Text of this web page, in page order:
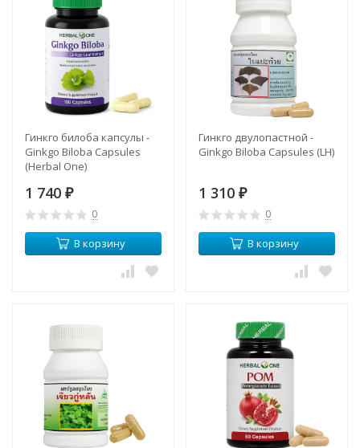
Гинкго билоба капсулы -
Ginkgo Biloba Capsules
(Herbal One)
1 740 ₽
0
В корзину
Гинкго двулопастной -
Ginkgo Biloba Capsules (LH)
1 310 ₽
0
В корзину